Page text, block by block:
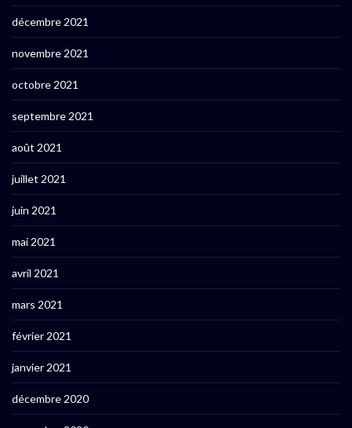
décembre 2021
novembre 2021
octobre 2021
septembre 2021
août 2021
juillet 2021
juin 2021
mai 2021
avril 2021
mars 2021
février 2021
janvier 2021
décembre 2020